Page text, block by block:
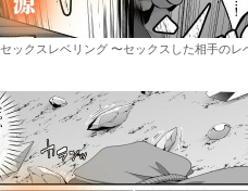
セックスレベリング 〜セックスした相手の